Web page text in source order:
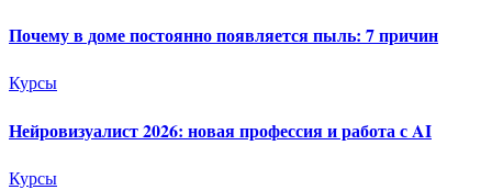
Почему в доме постоянно появляется пыль: 7 причин
Курсы
Нейровизуалист 2026: новая профессия и работа с AI
Курсы